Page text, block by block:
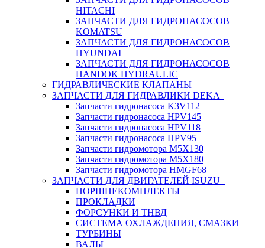
HITACHI
ЗАПЧАСТИ ДЛЯ ГИДРОНАСОСОВ
KOMATSU
ЗАПЧАСТИ ДЛЯ ГИДРОНАСОСОВ
HYUNDAI
ЗАПЧАСТИ ДЛЯ ГИДРОНАСОСОВ
HANDOK HYDRAULIC
ГИДРАВЛИЧЕСКИЕ КЛАПАНЫ
ЗАПЧАСТИ ДЛЯ ГИДРАВЛИКИ DEKA
Запчасти гидронасоса K3V112
Запчасти гидронасоса HPV145
Запчасти гидронасоса HPV118
Запчасти гидронасоса HPV95
Запчасти гидромотора M5X130
Запчасти гидромотора M5X180
Запчасти гидромотора HMGF68
ЗАПЧАСТИ ДЛЯ ДВИГАТЕЛЕЙ ISUZU
ПОРШНЕКОМПЛЕКТЫ
ПРОКЛАДКИ
ФОРСУНКИ И ТНВД
СИСТЕМА ОХЛАЖДЕНИЯ, СМАЗКИ
ТУРБИНЫ
ВАЛЫ